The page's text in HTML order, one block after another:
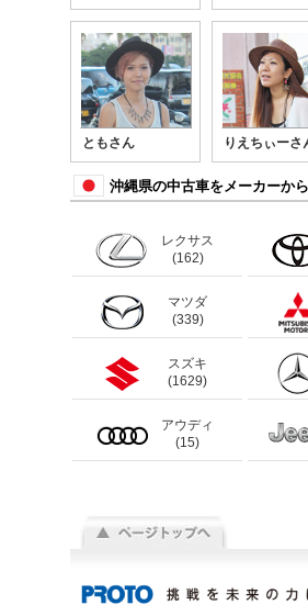
ともさん りえちぃーさ
沖縄県の中古車をメーカーか
レクサス
(162)
マツダ
(339)
スズキ
(1629)
アウディ
(15)